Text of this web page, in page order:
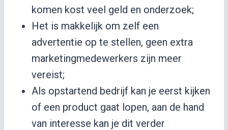
komen kost veel geld en onderzoek;
Het is makkelijk om zelf een
advertentie op te stellen, geen extra
marketingmedewerkers zijn meer
vereist;
Als opstartend bedrijf kan je eerst kijken
of een product gaat lopen, aan de hand
van interesse kan je dit verder